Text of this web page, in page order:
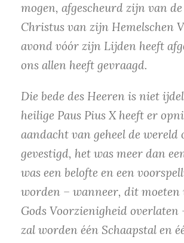
mogen, afgescheurd zijn van
Christus van zijn Hemelschen
avond vóór zijn Lijden heeft
ons allen heeft gevraagd.
Die bede des Heeren is niet
heilige Paus Pius X heeft er
aandacht van geheel de wereld
gevestigd, het was meer dan
was een belofte en een
worden – wanneer, dit moeten
Gods Voorzienigheid overlaten
zal worden één Schaapstal en